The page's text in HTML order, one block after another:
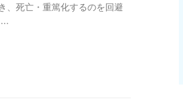
、死亡・重篤化するのを回避